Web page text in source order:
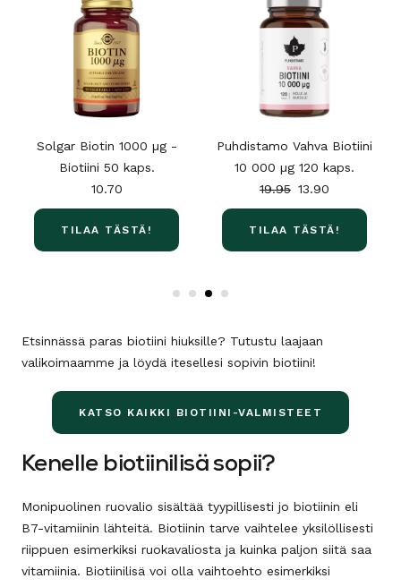
Solgar Biotin 1000 µg -
Biotiini 50 kaps.
10.70
TILAA TÄSTÄ!
Puhdistamo Vahva Biotiini
10 000 µg 120 kaps.
19.95 13.90
TILAA TÄSTÄ!
Etsinnässä paras biotiini hiuksille? Tutustu laajaan
valikoimaamme ja löydä itesellesi sopivin biotiini!
KATSO KAIKKI BIOTIINI-VALMISTEET
Kenelle biotiinilisä sopii?
Monipuolinen ruovalio sisältää tyypillisesti jo biotiinin eli
B7-vitamiinin lähteitä. Biotiinin tarve vaihtelee yksilöllisesti
riippuen esimerkiksi ruokavaliosta ja kuinka paljon siitä saa
vitamiinia. Biotiinilisä voi olla vaihtoehto esimerkiksi